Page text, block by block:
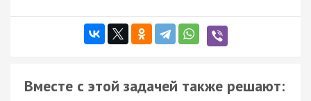
Вместе с этой задачей также решают: